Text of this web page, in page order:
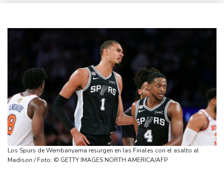
Irán plantea condiciones para la reapertura del estrecho de
Evacuaciones y vuelos cancelados en China al acercarse el tifón
Llega Messi a Argentina para despedir a su padre Jorge tras su
muerte
La FIFA contraataca y denuncia "un esfuerzo concertado para
socavar a su presidente"
Erupción del Etna obliga a suspender llegadas a un aeropuerto
de Sicilia
Bulgaria convoca al embajador de Ucrania tras explosión de un
dron en su territorio
Los Spurs de Wembanyama resurgen en las Finales con el asalto al
Madison / Foto: © GETTY IMAGES NORTH AMERICA/AFP